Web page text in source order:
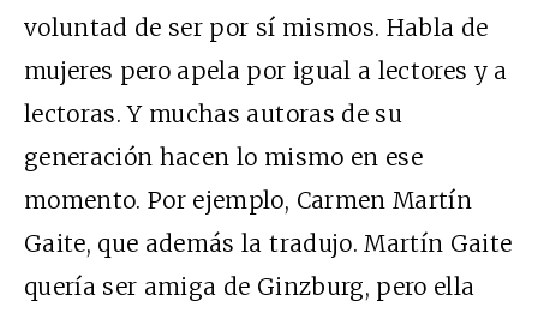
voluntad de ser por sí mismos. Habla de
mujeres pero apela por igual a lectores y a
lectoras. Y muchas autoras de su
generación hacen lo mismo en ese
momento. Por ejemplo, Carmen Martín
Gaite, que además la tradujo. Martín Gaite
quería ser amiga de Ginzburg, pero ella